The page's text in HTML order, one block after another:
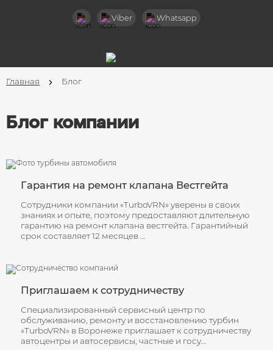
Viber Whatsapp
Диагностика турбин
Чистка турбокомпрессоров
Ремонт клапана вестгейт
Ремонт турбин грузовых авто
Ремонт актуаторов турбин
Снятие и установка турбин
Обмен турбины на восстановленную
Ремонт геометрии турбины
Главная Блог
Блог компании
Гарантия на ремонт клапана Вестгейта
Сотрудники компании «TurboVRN» уверены в своих
знаниях и опыте, поэтому предоставляют длительную
гарантию на ремонт клапана вестгейта. Гарантийный
срок составляет 12 месяцев …
Приглашаем к сотрудничеству
Специализированный сервисный центр по
обслуживанию, ремонту и восстановлению турбин
«TurboVRN» в Воронеже приглашает к сотрудничеству
автоцентры и автосервисы, частные и госу…